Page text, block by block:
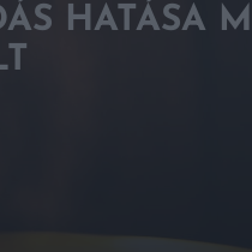
HATÁSA